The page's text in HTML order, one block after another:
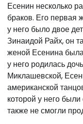
Есенин несколько
браков. Его первая
у него было двое
Зинаидой Райх, он
женой Есенина
у него родилась
Миклашевской,
американской
которой у него
также не смогли